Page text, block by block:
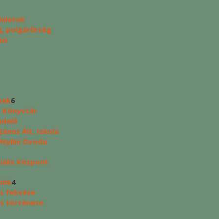
polgárőrség
6
Könyvtár
Ált. Iskola
Óvoda
Központ
4
fekvése
története